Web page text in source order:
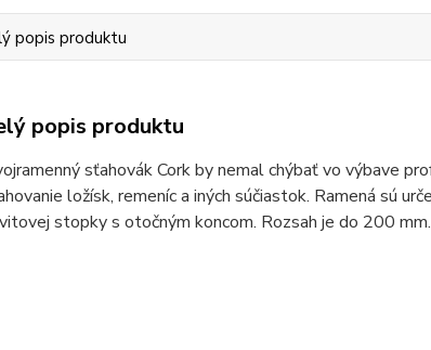
popis produktu
popis produktu
sťahovák Cork by nemal chýbať vo výbave
ložísk, remeníc a iných súčiastok. Ramená sú
stopky s otočným koncom. Rozsah je do 200 mm.